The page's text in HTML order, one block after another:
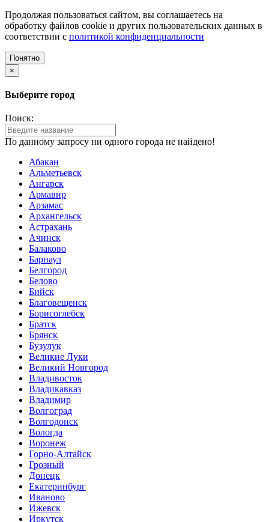
Продолжая пользоваться сайтом, вы соглашаетесь на
обработку файлов cookie и других пользовательских данных в
соответствии с политикой конфиденциальности
Понятно
×
Выберите город
Поиск:
По данному запросу ни одного города не найдено!
Абакан
Альметьевск
Ангарск
Армавир
Арзамас
Архангельск
Астрахань
Ачинск
Балаково
Барнаул
Белгород
Белово
Бийск
Благовещенск
Борисоглебск
Братск
Брянск
Бузулук
Великие Луки
Великий Новгород
Владивосток
Владикавказ
Владимир
Волгоград
Волгодонск
Вологда
Воронеж
Горно-Алтайск
Грозный
Донецк
Екатеринбург
Иваново
Ижевск
Иркутск